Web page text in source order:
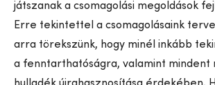
játszanak a csomagolási megoldások
Erre tekintettel a csomagolásaink
arra törekszünk, hogy minél inkább
a fenntarthatóságra, valamint mindent
hulladék újrahasznosítása érdekében.